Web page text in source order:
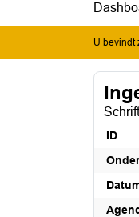
U bevindt
ID